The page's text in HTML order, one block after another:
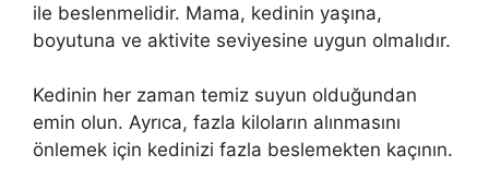
ile beslenmelidir. Mama, kedinin yaşına,
boyutuna ve aktivite seviyesine uygun olmalıdır.
Kedinin her zaman temiz suyun olduğundan
emin olun. Ayrıca, fazla kiloların alınmasını
önlemek için kedinizi fazla beslemekten kaçının.